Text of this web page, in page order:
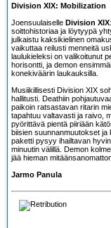
Division XIX: Mobilization
Joensuulaiselle Division XIX
soittohistoriaa ja löytyypä
julkaistu kaksikielinen
vaikuttaa reilusti menneitä
laulukieleksi on valikoitunut
horisontti, ja demon
konekiväärin laukauksilla.
Musiikillisesti Division XIX
hallitusti. Deathiin
paikoin ratsastavan ritarin
tapahtuu valtavasti ja raivo,
pyörittävä pientä piiriään
biisien suunnanmuutokset ja
paketti pysyy ihailtavan
minuutin välillä. Demon
jää hieman
Jarmo Panula